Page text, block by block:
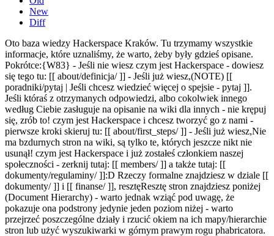
New
Diff
Oto baza wiedzy Hackerspace Kraków. Tu trzymamy wszystkie
informacje, które uznaliśmy, że warto, żeby były gdzieś opisane.
Pokrótce:{W83} - Jeśli nie wiesz czym jest Hackerspace - dowiesz
się tego tu: [[ about/definicja/ ]] - Jeśli już wiesz,(NOTE) [[
poradniki/pytaj | Jeśli chcesz wiedzieć więcej o spejsie - pytaj ]].
Jeśli któraś z otrzymanych odpowiedzi, albo cokolwiek innego
według Ciebie zasługuje na opisanie na wiki dla innych - nie krępuj
się, zrób to! czym jest Hackerspace i chcesz tworzyć go z nami -
pierwsze kroki skieruj tu: [[ about/first_steps/ ]] - Jeśli już wiesz,Nie
ma bzdurnych stron na wiki, są tylko te, których jeszcze nikt nie
usunął! czym jest Hackerspace i już zostałeś członkiem naszej
społeczności - zerknij tutaj: [[ members/ ]] a także tutaj: [[
dokumenty/regulaminy/ ]]:D Rzeczy formalne znajdziesz w dziale [[
dokumenty/ ]] i [[ finanse/ ]], resztęResztę stron znajdziesz poniżej
(Document Hierarchy) - warto jednak wziąć pod uwagę, że
pokazuje ona podstrony jedynie jeden poziom niżej - warto
przejrzeć poszczególne działy i rzucić okiem na ich mapy/hierarchie
stron lub użyć wyszukiwarki w górnym prawym rogu phabricatora.